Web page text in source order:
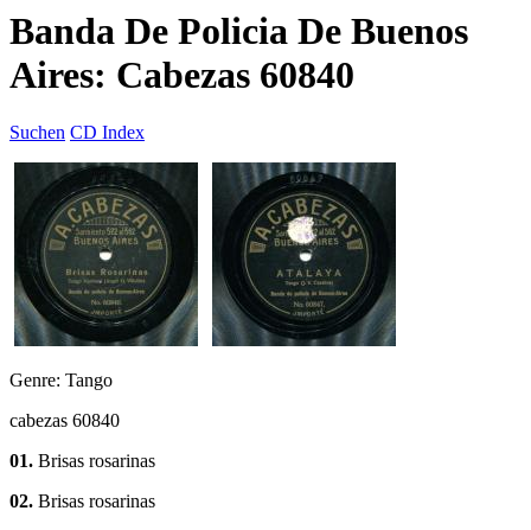
Banda De Policia De Buenos
Aires: Cabezas 60840
Suchen CD Index
Genre: Tango
cabezas 60840
01. Brisas rosarinas
02. Brisas rosarinas